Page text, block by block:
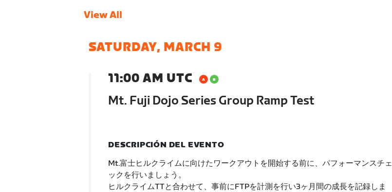
View All
SATURDAY, MARCH 9
11:00 AM UTC
Mt. Fuji Dojo Series Group Ramp Test
DESCRIPCIÓN DEL EVENTO
Mt.富士ヒルクライムに向けたワークアウトを開始する前に、パフォーマンスチェ
ックを行いましょう。
ヒルクライムTTと合わせて、事前にFTPを計測を行い3ヶ月間の成長を記録しま